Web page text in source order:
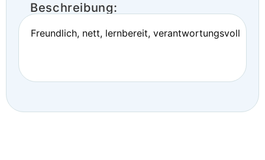
Beschreibung:
Freundlich, nett, lernbereit, verantwortungsvoll